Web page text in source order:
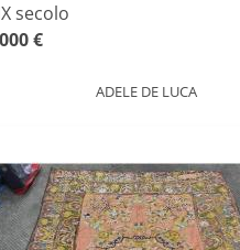
secolo
€
ADELE DE LUCA